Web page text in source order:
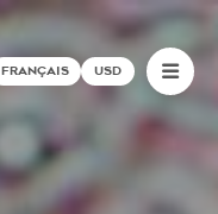
FRANÇAIS USD